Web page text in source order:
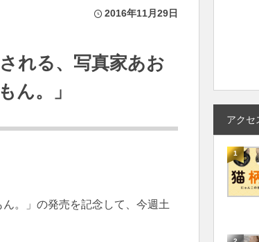
2016年11月29日
れる、写真家あお
ん。」
。」の発売を記念して、今週土
アクセ
1